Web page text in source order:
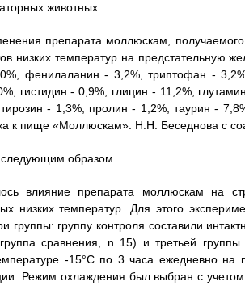
животных.
препарата моллюскам,
низких температур на предстательную
фенилаланин - 3,2%, триптофан -
гистидин - 0,9%, глицин - 11,2%,
- 1,3%, пролин - 1,2%, таурин -
к пище «Моллюскам». Н.Н. Беседнова с
образом.
влияние препарата моллюскам на
низких температур. Для этого
группы: группу контроля составили
сравнения, n 15) и третьей
-15°C по 3 часа ежедневно
Режим охлаждения был выбран с учетом